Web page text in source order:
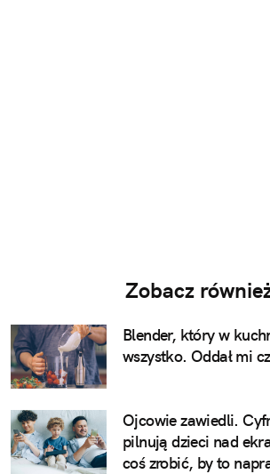
Zobacz
Blender, który w
wszystko. Oddał mi
Ojcowie zawiedli.
pilnują dzieci nad
coś zrobić, by to